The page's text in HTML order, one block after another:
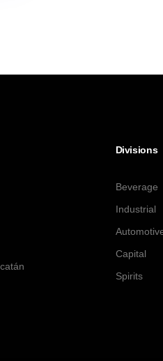
Divisions
Beverage
Industrial
Capital
Spirits